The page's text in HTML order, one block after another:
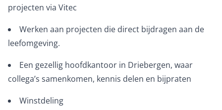
projecten via Vitec
Werken aan projecten die direct bijdragen aan de
leefomgeving.
Een gezellig hoofdkantoor in Driebergen, waar
collega’s samenkomen, kennis delen en bijpraten
Winstdeling